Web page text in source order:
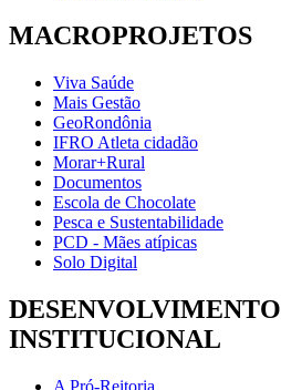
MACROPROJETOS
Viva Saúde
Mais Gestão
GeoRondônia
IFRO Atleta cidadão
Morar+Rural
Documentos
Escola de Chocolate
Pesca e Sustentabilidade
PCD - Mães atípicas
Solo Digital
DESENVOLVIMENTO
INSTITUCIONAL
A Pró-Reitoria